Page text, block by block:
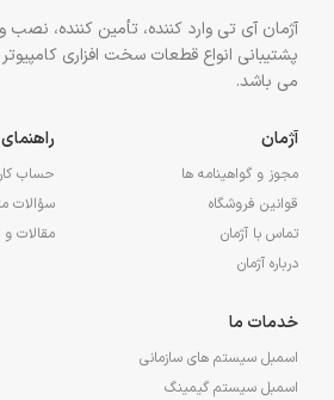
آژمان آی تی وارد کننده، تأمین کننده، نصب و
پشتیبانی انواع قطعات سخت افزاری
می باشد.
آژمان
مجوز و گواهینامه ها
قوانین فروشگاه
تماس با آژمان
درباره آژمان
حساب
سؤالات
مقالات و
خدمات ما
اسمبل سیستم های سازمانی
اسمبل سیستم گیمینگ